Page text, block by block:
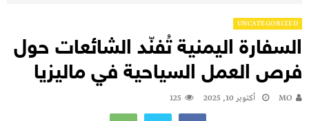
UNCATEGORIZED
السفارة اليمنية تُفنّد الشائعات حول
فرص العمل السياحية في ماليزيا
MO أكتوبر 10, 2025 125